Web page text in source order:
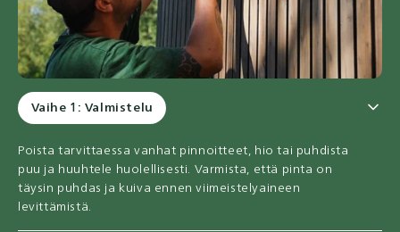
Vaihe 1: Valmistelu
Poista tarvittaessa vanhat pinnoitteet, hio tai puhdista
puu ja huuhtele huolellisesti. Varmista, että pinta on
täysin puhdas ja kuiva ennen viimeistelyaineen
levittämistä.